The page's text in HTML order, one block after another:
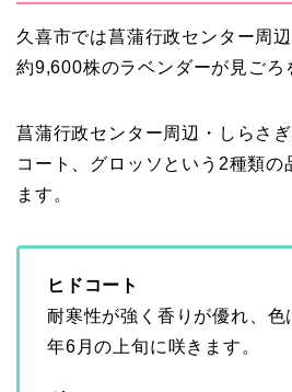
久喜市では菖蒲行政センター周
約9,600株のラベンダーが見ごろ
菖蒲行政センター周辺・しらさ
コート、グロッソという2種類の
ます。
ヒドコート
耐寒性が強く香りが優れ、色
年6月の上旬に咲きます。